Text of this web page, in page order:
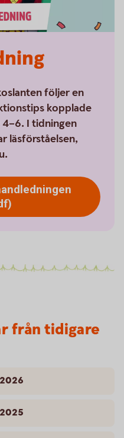
följer en
kopplade
I tidningen
läsförståelsen,
från tidigare